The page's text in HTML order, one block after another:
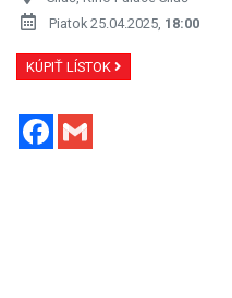
Piatok 25.04.2025, 18:00
KÚPIŤ LÍSTOK
Facebook